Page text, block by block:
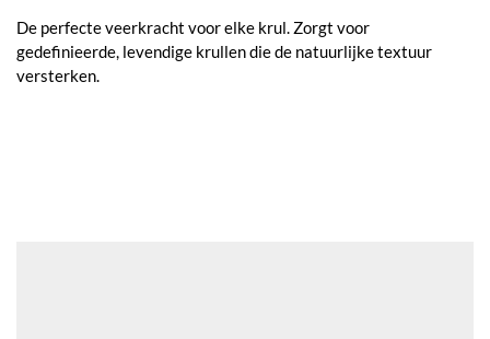
De perfecte veerkracht voor elke krul. Zorgt voor
gedefinieerde, levendige krullen die de natuurlijke textuur
versterken.